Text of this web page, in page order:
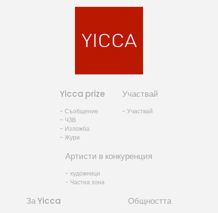
Yicca prize
- Съобщение
- ЧЗВ
- Изложба
- Жури
Участвай
- Участвай
Артисти в конкуренция
- художници
- Частна зона
За Yicca Общността